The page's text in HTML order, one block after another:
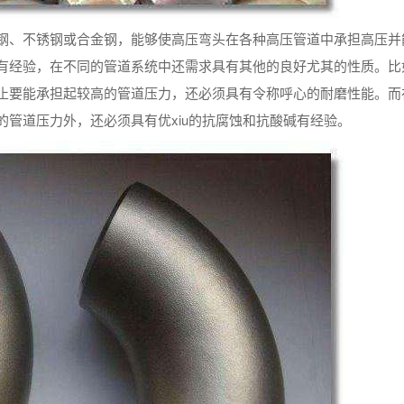
、不锈钢或合金钢，能够使高压弯头在各种高压管道中承担高压
验，在不同的管道系统中还需求具有其他的良好尤其的性质。
能承担起较高的管道压力，还必须具有令称呼心的耐磨性能。
道压力外，还必须具有优xiu的抗腐蚀和抗酸碱有经验。